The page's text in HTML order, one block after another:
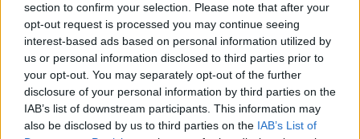
section to confirm your selection. Please note that after your
opt-out request is processed you may continue seeing
interest-based ads based on personal information utilized by
us or personal information disclosed to third parties prior to
your opt-out. You may separately opt-out of the further
disclosure of your personal information by third parties on the
IAB’s list of downstream participants. This information may
also be disclosed by us to third parties on the IAB’s List of
είναι χρήσιμο για να βρει κανείς ποια κάνει
αμβλώσεις ή ποιος καλεί στη γραμμή
αυτοκτονίας».
«Τα netflow είναι ένας από τους λόγους για τους